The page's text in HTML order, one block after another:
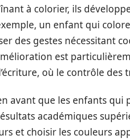
à colorier, ils
un enfant qui
des gestes nécessitant
est
où le contrôle
avant que les enfants
académiques
et choisir les couleurs